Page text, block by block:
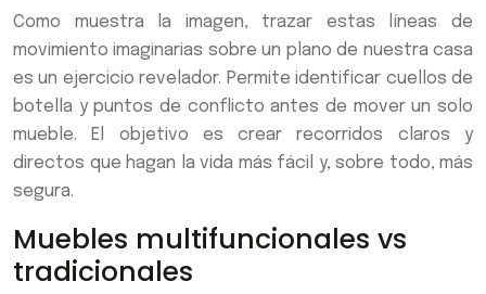
Como muestra la imagen, trazar estas líneas de
movimiento imaginarias sobre un plano de nuestra casa
es un ejercicio revelador. Permite identificar cuellos de
botella y puntos de conflicto antes de mover un solo
mueble. El objetivo es crear recorridos claros y
directos que hagan la vida más fácil y, sobre todo, más
segura.
Muebles multifuncionales vs
tradicionales